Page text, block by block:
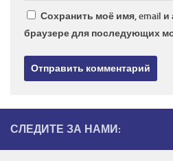
Сохранить моё имя, email и
браузере для последующих
СЛЕДИТЕ ЗА НАМИ: